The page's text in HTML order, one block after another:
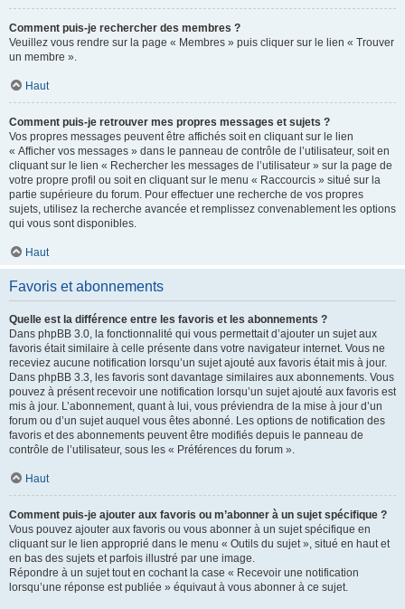
Comment puis-je rechercher des membres ?
Veuillez vous rendre sur la page « Membres » puis cliquer sur le lien « Trouver
un membre ».
Haut
Comment puis-je retrouver mes propres messages et sujets ?
Vos propres messages peuvent être affichés soit en cliquant sur le lien
« Afficher vos messages » dans le panneau de contrôle de l’utilisateur, soit en
cliquant sur le lien « Rechercher les messages de l’utilisateur » sur la page de
votre propre profil ou soit en cliquant sur le menu « Raccourcis » situé sur la
partie supérieure du forum. Pour effectuer une recherche de vos propres
sujets, utilisez la recherche avancée et remplissez convenablement les options
qui vous sont disponibles.
Haut
Favoris et abonnements
Quelle est la différence entre les favoris et les abonnements ?
Dans phpBB 3.0, la fonctionnalité qui vous permettait d’ajouter un sujet aux
favoris était similaire à celle présente dans votre navigateur internet. Vous ne
receviez aucune notification lorsqu’un sujet ajouté aux favoris était mis à jour.
Dans phpBB 3.3, les favoris sont davantage similaires aux abonnements. Vous
pouvez à présent recevoir une notification lorsqu’un sujet ajouté aux favoris est
mis à jour. L’abonnement, quant à lui, vous préviendra de la mise à jour d’un
forum ou d’un sujet auquel vous êtes abonné. Les options de notification des
favoris et des abonnements peuvent être modifiés depuis le panneau de
contrôle de l’utilisateur, sous les « Préférences du forum ».
Haut
Comment puis-je ajouter aux favoris ou m’abonner à un sujet spécifique ?
Vous pouvez ajouter aux favoris ou vous abonner à un sujet spécifique en
cliquant sur le lien approprié dans le menu « Outils du sujet », situé en haut et
en bas des sujets et parfois illustré par une image.
Répondre à un sujet tout en cochant la case « Recevoir une notification
lorsqu’une réponse est publiée » équivaut à vous abonner à ce sujet.